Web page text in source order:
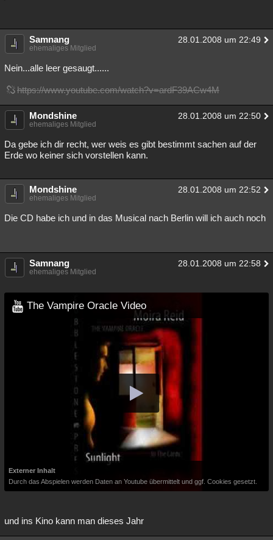
Samnang 28.01.2008 um 22:49
ehemaliges Mitglied
Nein...alle leer gesaugt......
https://www.youtube.com/watch?v=ardF39ACw4M
Mondshine 28.01.2008 um 22:50
ehemaliges Mitglied
Da gebe ich dir recht, wer weis es gibt bestimmt sachen auf der
Erde wo keiner sich vorstellen kann.
Mondshine 28.01.2008 um 22:52
ehemaliges Mitglied
Die CD habe ich und in das Musical nach Berlin will ich auch noch
Samnang 28.01.2008 um 22:58
ehemaliges Mitglied
The Vampire Oracle Video
Externer Inhalt
Durch das Abspielen werden Daten an Youtube übermittelt und ggf. Cookies gesetzt.
und ins Kino kann man dieses Jahr